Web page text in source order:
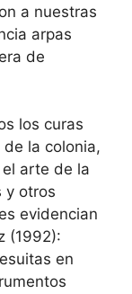
a nuestras
arpas
de
los curas
la colonia,
arte de la
y otros
evidencian
(1992):
en